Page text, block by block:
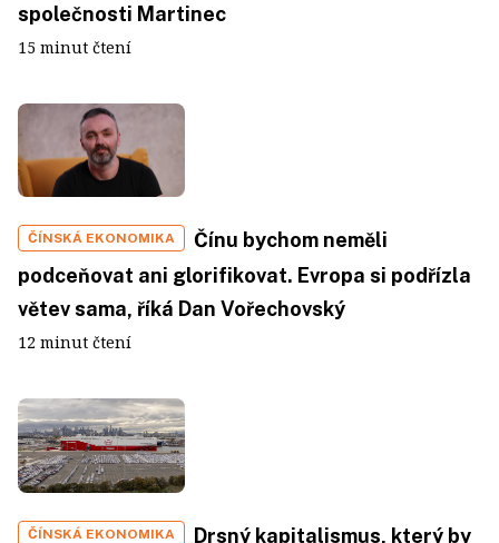
společnosti Martinec
15 minut čtení
ČÍNSKÁ EKONOMIKA
Čínu bychom neměli
podceňovat ani glorifikovat. Evropa si podřízla
větev sama, říká Dan Vořechovský
12 minut čtení
ČÍNSKÁ EKONOMIKA
Drsný kapitalismus, který by